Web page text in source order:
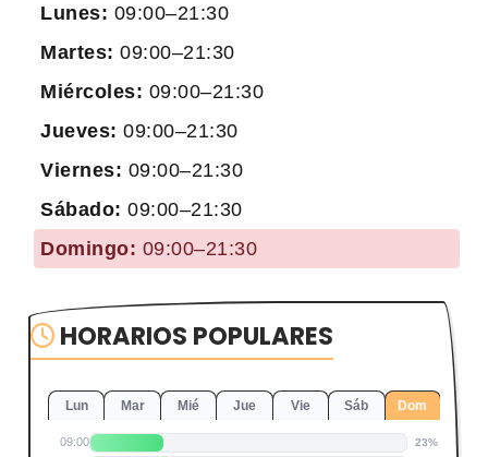
Lunes: 09:00–21:30
Martes: 09:00–21:30
Miércoles: 09:00–21:30
Jueves: 09:00–21:30
Viernes: 09:00–21:30
Sábado: 09:00–21:30
Domingo: 09:00–21:30
HORARIOS POPULARES
Lun Mar Mié Jue Vie Sáb Dom
09:00 23%